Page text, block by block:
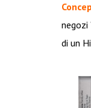
di un